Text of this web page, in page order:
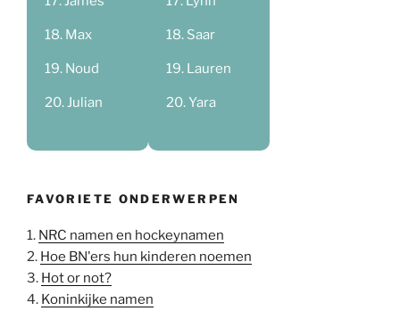
Max
Noud
Julian
Saar
Lauren
Yara
FAVORIETE ONDERWERPEN
1. NRC namen en hockeynamen
2. Hoe BN'ers hun kinderen noemen
3. Hot or not?
4. Koninkijke namen